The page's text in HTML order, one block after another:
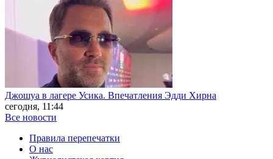
Джошуа в лагере Усика. Впечатления Эдди Хирна
сегодня, 11:44
Все новости
Правила перепечатки
О нас